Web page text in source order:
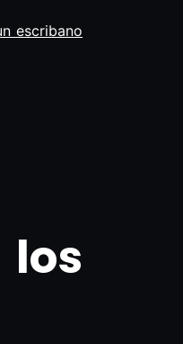
escribano